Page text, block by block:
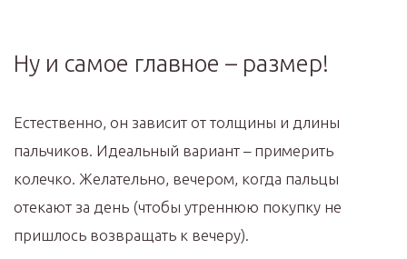
Ну и самое главное – размер!
Естественно, он зависит от толщины и длины
пальчиков. Идеальный вариант – примерить
колечко. Желательно, вечером, когда пальцы
отекают за день (чтобы утреннюю покупку не
пришлось возвращать к вечеру).